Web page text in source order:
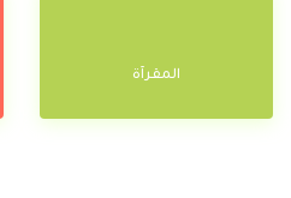
المقرآة